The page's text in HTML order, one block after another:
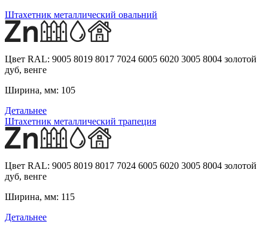
Штахетник металлический овальний
Цвет RAL: 9005 8019 8017 7024 6005 6020 3005 8004 золотой
дуб, венге
Ширина, мм: 105
Детальнее
Штахетник металлический трапеция
Цвет RAL: 9005 8019 8017 7024 6005 6020 3005 8004 золотой
дуб, венге
Ширина, мм: 115
Детальнее